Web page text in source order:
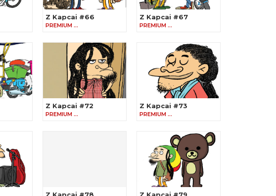
Z Kapcai #66
PREMIUM …
Z Kapcai #67
PREMIUM …
Z Kapcai #72
PREMIUM …
Z Kapcai #73
PREMIUM …